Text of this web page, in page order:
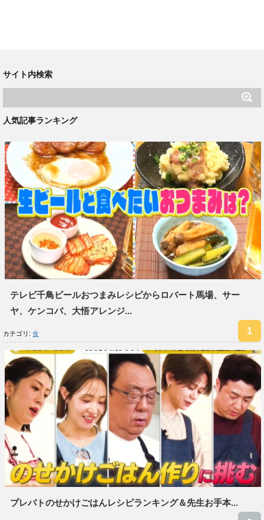
サイト内検索
人気記事ランキング
テレビ千鳥ビールおつまみレシピからロバート馬場、サー
ヤ、ケンコバ、大悟アレンジ...
カテゴリ: 食
プレバトのせかけごはんレシピランキング＆先生お手本...